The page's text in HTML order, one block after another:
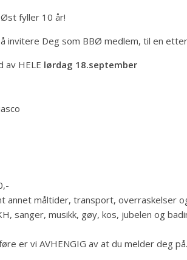
fyller 10 år!
invitere Deg som BBØ medlem, til en
av HELE lørdag 18.september
annet måltider, transport, overraskelser
sanger, musikk, gøy, kos, jubelen og
er vi AVHENGIG av at du melder deg på.